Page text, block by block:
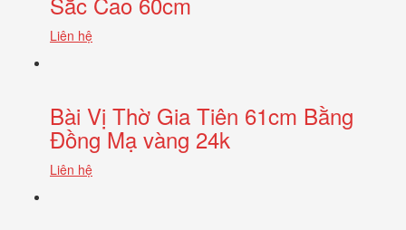
Liên hệ
Bài Vị Thờ Gia Tiên 61cm Bằng
Đồng Mạ vàng 24k
Liên hệ